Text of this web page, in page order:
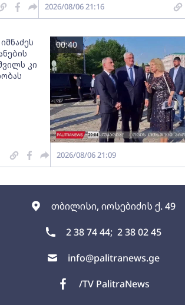
თბილისი, იოსებიძის ქ. 49
2 38 74 44; 2 38 02 45
info@palitranews.ge
/TV PalitraNews
2026/08/06 21:16
კი
00:40
2026/08/06 21:09